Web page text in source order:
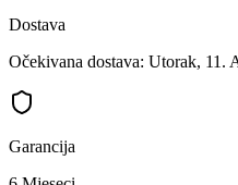
Dostava
Očekivana dostava: Utorak, 11.
Garancija